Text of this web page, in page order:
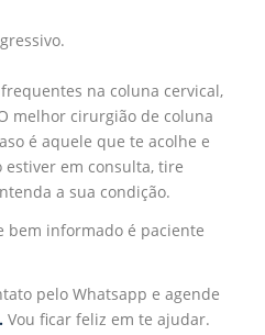
na coluna cervical,
melhor cirurgião de coluna
é aquele que te acolhe e
estiver em consulta, tire
a sua condição.
bem informado é paciente
pelo Whatsapp e agende
Vou ficar feliz em te ajudar.